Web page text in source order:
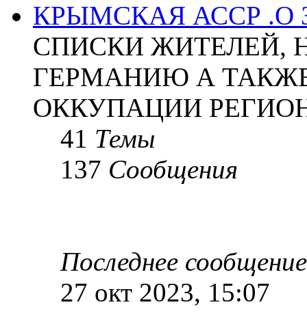
КРЫМСКАЯ АССР .О
СПИСКИ ЖИТЕЛЕЙ,
ГЕРМАНИЮ А
ОККУПАЦИИ
41 Темы
137 Сообщения
Последнее сообщение
27 окт 2023, 15:07